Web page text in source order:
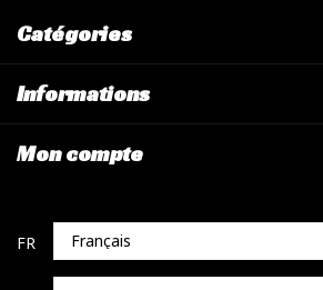
Catégories
Informations
Mon compte